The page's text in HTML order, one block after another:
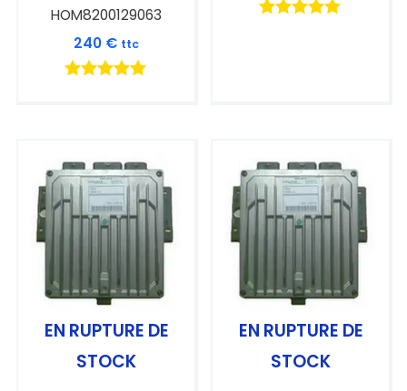
HOM8200129063
240 € ttc
EN RUPTURE DE
STOCK
EN RUPTURE DE
STOCK